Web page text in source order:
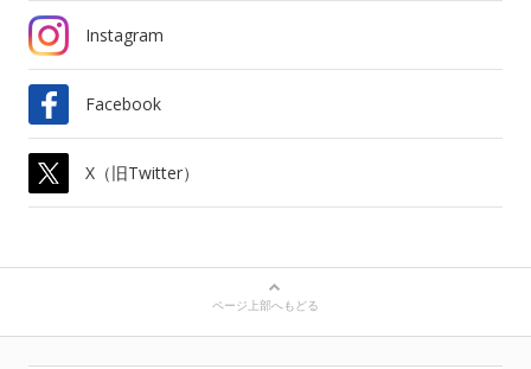
Instagram
Facebook
X（旧Twitter）
ページ上部へもどる